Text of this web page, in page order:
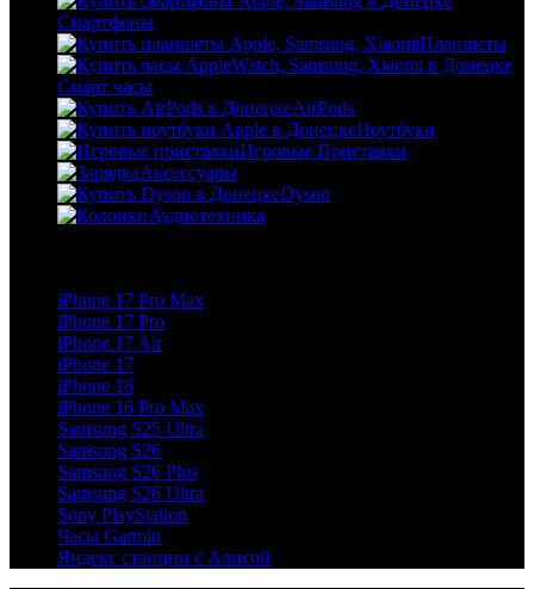
Смартфоны
Планшеты
Смарт часы
AirPods
Ноутбуки
Игровые Приставки
Аксессуары
Dyson
Аудиотехника
iPhone 17 Pro Max
iPhone 17 Pro
iPhone 17 Air
iPhone 17
iPhone 16
iPhone 16 Pro Max
Samsung S25 Ultra
Samsung S26
Samsung S26 Plus
Samsung S26 Ultra
Sony PlayStation
Часы Garmin
Яндекс станции с Алисой